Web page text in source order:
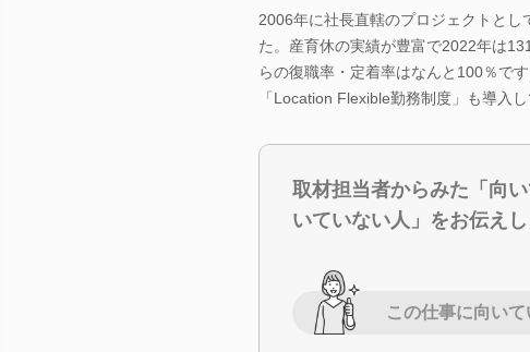
2006年に社長直轄のプロジェクトと
た。産育休の実績が豊富で2022年は
らの復職率・定着率はなんと100％で
「Location Flexible勤務制度」も導入し
取材担当者からみた「向
いていない人」をお伝えし
この仕事に向いて